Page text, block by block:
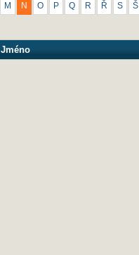
M N O P Q R Ř S Š
Jméno